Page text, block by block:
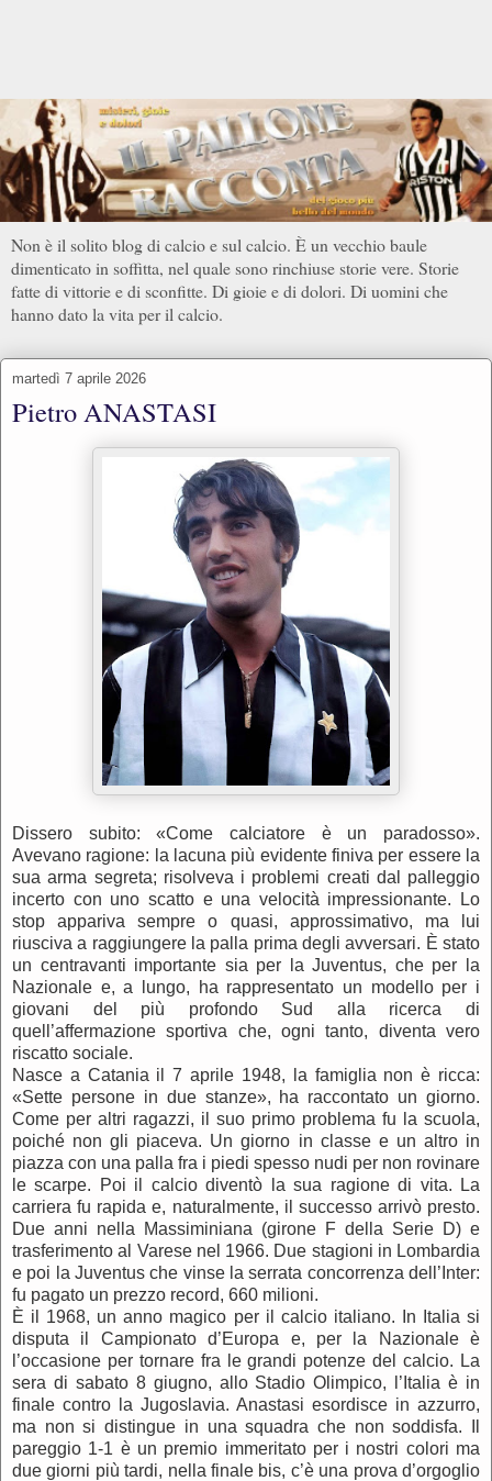
Non è il solito blog di calcio e sul calcio. È un vecchio baule
dimenticato in soffitta, nel quale sono rinchiuse storie vere. Storie
fatte di vittorie e di sconfitte. Di gioie e di dolori. Di uomini che
hanno dato la vita per il calcio.
martedì 7 aprile 2026
Pietro ANASTASI
Dissero subito: «Come calciatore è un paradosso».
Avevano ragione: la lacuna più evidente finiva per essere la
sua arma segreta; risolveva i problemi creati dal palleggio
incerto con uno scatto e una velocità impressionante. Lo
stop appariva sempre o quasi, approssimativo, ma lui
riusciva a raggiungere la palla prima degli avversari. È stato
un centravanti importante sia per la Juventus, che per la
Nazionale e, a lungo, ha rappresentato un modello per i
giovani del più profondo Sud alla ricerca di
quell’affermazione sportiva che, ogni tanto, diventa vero
riscatto sociale.
Nasce a Catania il 7 aprile 1948, la famiglia non è ricca:
«Sette persone in due stanze», ha raccontato un giorno.
Come per altri ragazzi, il suo primo problema fu la scuola,
poiché non gli piaceva. Un giorno in classe e un altro in
piazza con una palla fra i piedi spesso nudi per non rovinare
le scarpe. Poi il calcio diventò la sua ragione di vita. La
carriera fu rapida e, naturalmente, il successo arrivò presto.
Due anni nella Massiminiana (girone F della Serie D) e
trasferimento al Varese nel 1966. Due stagioni in Lombardia
e poi la Juventus che vinse la serrata concorrenza dell’Inter:
fu pagato un prezzo record, 660 milioni.
È il 1968, un anno magico per il calcio italiano. In Italia si
disputa il Campionato d’Europa e, per la Nazionale è
l’occasione per tornare fra le grandi potenze del calcio. La
sera di sabato 8 giugno, allo Stadio Olimpico, l’Italia è in
finale contro la Jugoslavia. Anastasi esordisce in azzurro,
ma non si distingue in una squadra che non soddisfa. Il
pareggio 1-1 è un premio immeritato per i nostri colori ma
due giorni più tardi, nella finale bis, c’è una prova d’orgoglio